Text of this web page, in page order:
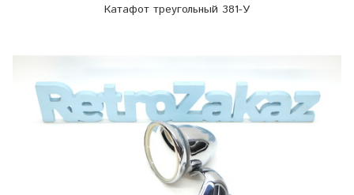
Катафот треугольный 381-У